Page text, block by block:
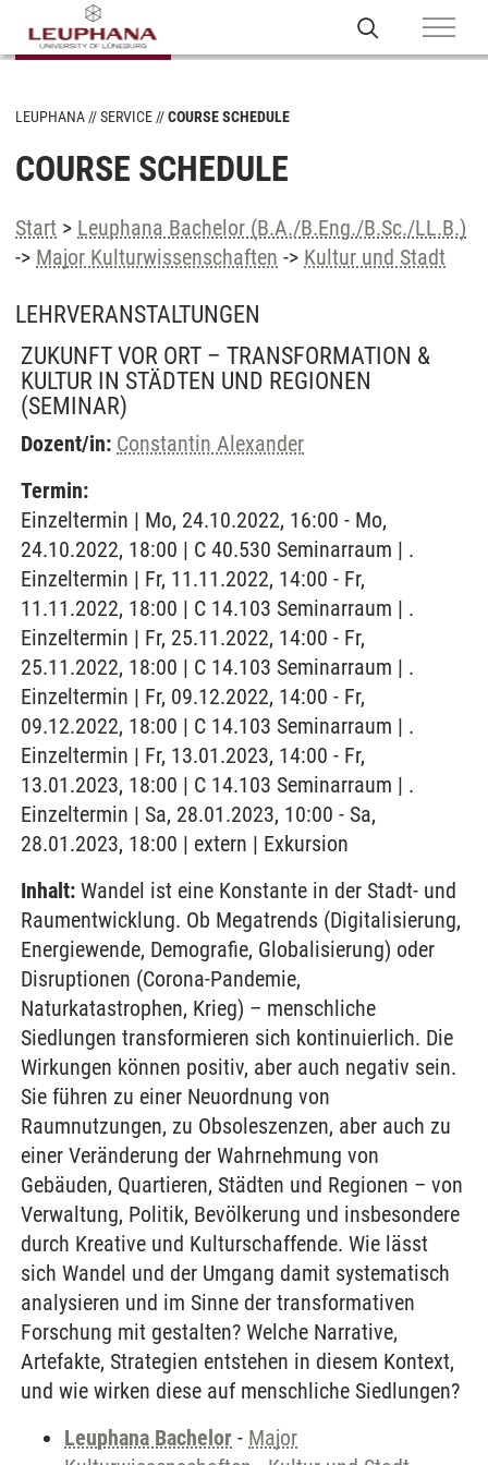
LEUPHANA SERVICE COURSE SCHEDULE
COURSE SCHEDULE
Start > Leuphana Bachelor (B.A./B.Eng./B.Sc./LL.B.)
-> Major Kulturwissenschaften -> Kultur und Stadt
LEHRVERANSTALTUNGEN
ZUKUNFT VOR ORT – TRANSFORMATION &
KULTUR IN STÄDTEN UND REGIONEN
(SEMINAR)
Dozent/in: Constantin Alexander
Termin:
Einzeltermin | Mo, 24.10.2022, 16:00 - Mo,
24.10.2022, 18:00 | C 40.530 Seminarraum | .
Einzeltermin | Fr, 11.11.2022, 14:00 - Fr,
11.11.2022, 18:00 | C 14.103 Seminarraum | .
Einzeltermin | Fr, 25.11.2022, 14:00 - Fr,
25.11.2022, 18:00 | C 14.103 Seminarraum | .
Einzeltermin | Fr, 09.12.2022, 14:00 - Fr,
09.12.2022, 18:00 | C 14.103 Seminarraum | .
Einzeltermin | Fr, 13.01.2023, 14:00 - Fr,
13.01.2023, 18:00 | C 14.103 Seminarraum | .
Einzeltermin | Sa, 28.01.2023, 10:00 - Sa,
28.01.2023, 18:00 | extern | Exkursion
Inhalt: Wandel ist eine Konstante in der Stadt- und
Raumentwicklung. Ob Megatrends (Digitalisierung,
Energiewende, Demografie, Globalisierung) oder
Disruptionen (Corona-Pandemie,
Naturkatastrophen, Krieg) – menschliche
Siedlungen transformieren sich kontinuierlich. Die
Wirkungen können positiv, aber auch negativ sein.
Sie führen zu einer Neuordnung von
Raumnutzungen, zu Obsoleszenzen, aber auch zu
einer Veränderung der Wahrnehmung von
Gebäuden, Quartieren, Städten und Regionen – von
Verwaltung, Politik, Bevölkerung und insbesondere
durch Kreative und Kulturschaffende. Wie lässt
sich Wandel und der Umgang damit systematisch
analysieren und im Sinne der transformativen
Forschung mit gestalten? Welche Narrative,
Artefakte, Strategien entstehen in diesem Kontext,
und wie wirken diese auf menschliche Siedlungen?
Leuphana Bachelor - Major